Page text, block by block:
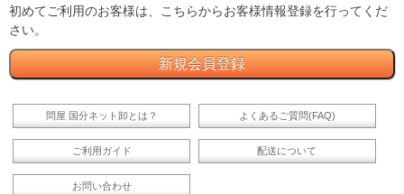
初めてご利用のお客様は、こちらからお客様情報登録を行ってくだ
さい。
問屋 国分ネット卸とは？ よくあるご質問(FAQ)
ご利用ガイド 配送について
お問い合わせ